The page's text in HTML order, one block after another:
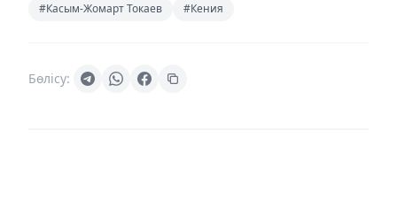
#Касым-Жомарт Токаев #Кения
Бөлісу: